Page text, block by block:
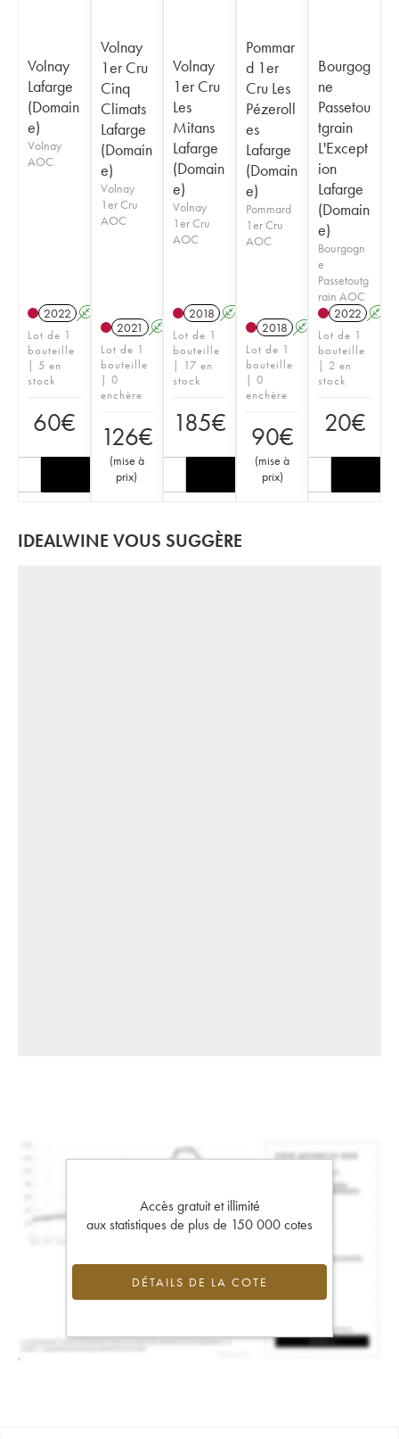
Volnay
Lafarge
(Domain
e)
Volnay
AOC
2022 A
Lot de 1
bouteille
| 5 en
stock
60€
Volnay
1er Cru
Cinq
Climats
Lafarge
(Domain
e)
Volnay
1er Cru
AOC
2021 A
Lot de 1
bouteille
| 0
enchère
126€
(mise à
prix)
Volnay
1er Cru
Les
Mitans
Lafarge
(Domain
e)
Volnay
1er Cru
AOC
2018 A
Lot de 1
bouteille
| 17 en
stock
185€
Pommar
d 1er
Cru Les
Pézeroll
es
Lafarge
(Domain
e)
Pommard
1er Cru
AOC
2018 A
Lot de 1
bouteille
| 0
enchère
90€
(mise à
prix)
Bourgog
ne
Passetou
tgrain
L'Except
ion
Lafarge
(Domain
e)
Bourgogn
e
Passetoutg
rain AOC
2022 A
Lot de 1
bouteille
| 2 en
stock
20€
IDEALWINE VOUS SUGGÈRE
Accès gratuit et illimité
aux statistiques de plus de 150 000 cotes
DÉTAILS DE LA COTE